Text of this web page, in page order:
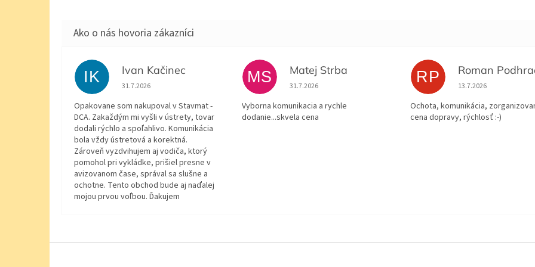
IK Ivan Kačinec
Hodnotenie obchodu je 5 z 5 hviezdičiek.
31.7.2026
Opakovane som nakupoval v Stavmat -
DCA. Zakaždým mi vyšli v ústrety, tovar
dodali rýchlo a spoľahlivo. Komunikácia
bola vždy ústretová a korektná.
Zároveň vyzdvihujem aj vodiča, ktorý
pomohol pri vykládke, prišiel presne v
avizovanom čase, správal sa slušne a
ochotne. Tento obchod bude aj naďalej
mojou prvou voľbou. Ďakujem
MS Matej Strba
Hodnotenie obchodu je 5 z 5 hviezdičiek.
31.7.2026
Vyborna komunikacia a rychle
dodanie...skvela cena
RP Hodnotenie
13.7.2026
Ochota, komunikácia,
cena dopravy, rýchlosť :-)